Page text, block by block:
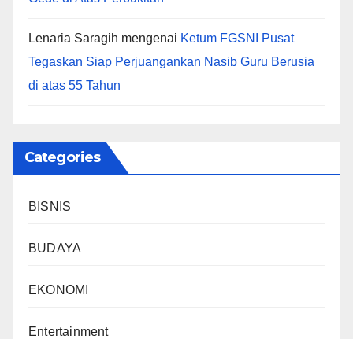
Lenaria Saragih mengenai Ketum FGSNI Pusat
Tegaskan Siap Perjuangankan Nasib Guru Berusia
di atas 55 Tahun
Categories
BISNIS
BUDAYA
EKONOMI
Entertainment